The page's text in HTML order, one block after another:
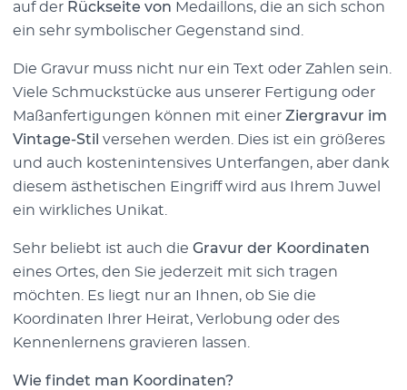
auf der Rückseite von Medaillons, die an sich schon
ein sehr symbolischer Gegenstand sind.
Die Gravur muss nicht nur ein Text oder Zahlen sein.
Viele Schmuckstücke aus unserer Fertigung oder
Maßanfertigungen können mit einer Ziergravur im
Vintage-Stil versehen werden. Dies ist ein größeres
und auch kostenintensives Unterfangen, aber dank
diesem ästhetischen Eingriff wird aus Ihrem Juwel
ein wirkliches Unikat.
Sehr beliebt ist auch die Gravur der Koordinaten
eines Ortes, den Sie jederzeit mit sich tragen
möchten. Es liegt nur an Ihnen, ob Sie die
Koordinaten Ihrer Heirat, Verlobung oder des
Kennenlernens gravieren lassen.
Wie findet man Koordinaten?